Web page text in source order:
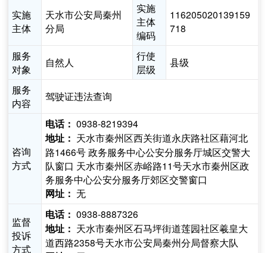
实施
主体
天水市公安局秦州
分局
实施
主体
编码
116205020139159
718
服务
对象
自然人
行使
层级
县级
服务
内容
驾驶证违法查询
咨询
方式
电话： 0938-8219394
地址： 天水市秦州区西关街道永庆路社区藉河北
路1466号 政务服务中心公安分服务厅城区交警大
队窗口 天水市秦州区赤峪路11号天水市秦州区政
务服务中心公安分服务厅郊区交警窗口
网址： 无
监督
投诉
方式
电话： 0938-8887326
地址： 天水市秦州区石马坪街道莲园社区羲皇大
道西路2358号天水市公安局秦州分局督察大队